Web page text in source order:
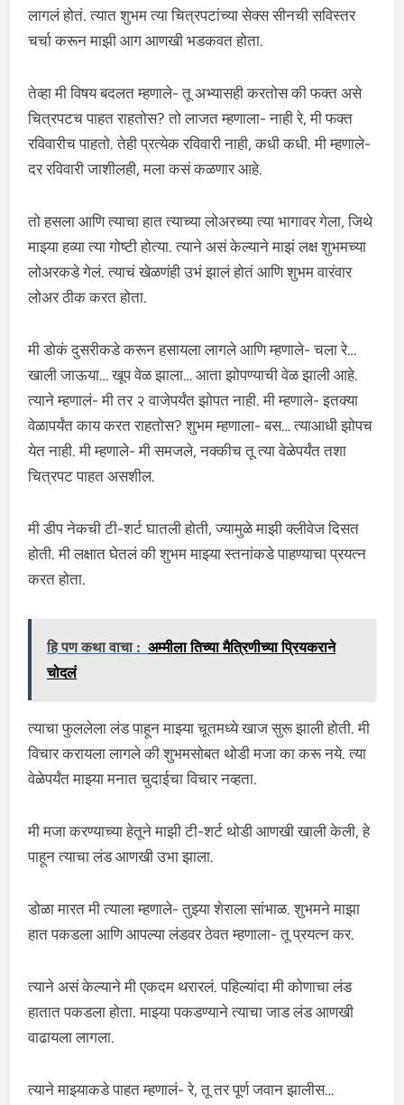
लागलं होतं. त्यात शुभम त्या चित्रपटांच्या सेक्स सीनची सविस्तर
चर्चा करून माझी आग आणखी भडकवत होता.
तेव्हा मी विषय बदलत म्हणाले- तू अभ्यासही करतोस की फक्त असे
चित्रपटच पाहत राहतोस? तो लाजत म्हणाला- नाही रे, मी फक्त
रविवारीच पाहतो. तेही प्रत्येक रविवारी नाही, कधी कधी. मी म्हणाले-
दर रविवारी जाशीलही, मला कसं कळणार आहे.
तो हसला आणि त्याचा हात त्याच्या लोअरच्या त्या भागावर गेला, जिथे
माझ्या हव्या त्या गोष्टी होत्या. त्याने असं केल्याने माझं लक्ष शुभमच्या
लोअरकडे गेलं. त्याचं खेळणंही उभं झालं होतं आणि शुभम वारंवार
लोअर ठीक करत होता.
मी डोकं दुसरीकडे करून हसायला लागले आणि म्हणाले- चला रे…
खाली जाऊया… खूप वेळ झाला… आता झोपण्याची वेळ झाली आहे.
त्याने म्हणालं- मी तर २ वाजेपर्यंत झोपत नाही. मी म्हणाले- इतक्या
वेळापर्यंत काय करत राहतोस? शुभम म्हणाला- बस… त्याआधी झोपच
येत नाही. मी म्हणाले- मी समजले, नक्कीच तू त्या वेळेपर्यंत तशा
चित्रपट पाहत असशील.
मी डीप नेकची टी-शर्ट घातली होती, ज्यामुळे माझी क्लीवेज दिसत
होती. मी लक्षात घेतलं की शुभम माझ्या स्तनांकडे पाहण्याचा प्रयत्न
करत होता.
हि पण कथा वाचा : अम्मीला तिच्या मैत्रिणीच्या प्रियकराने
चोदलं
त्याचा फुललेला लंड पाहून माझ्या चूतमध्ये खाज सुरू झाली होती. मी
विचार करायला लागले की शुभमसोबत थोडी मजा का करू नये. त्या
वेळेपर्यंत माझ्या मनात चुदाईचा विचार नव्हता.
मी मजा करण्याच्या हेतूने माझी टी-शर्ट थोडी आणखी खाली केली, हे
पाहून त्याचा लंड आणखी उभा झाला.
डोळा मारत मी त्याला म्हणाले- तुझ्या शेराला सांभाळ. शुभमने माझा
हात पकडला आणि आपल्या लंडवर ठेवत म्हणाला- तू प्रयत्न कर.
त्याने असं केल्याने मी एकदम थरारलं. पहिल्यांदा मी कोणाचा लंड
हातात पकडला होता. माझ्या पकडण्याने त्याचा जाड लंड आणखी
वाढायला लागला.
त्याने माझ्याकडे पाहत म्हणालं- रे, तू तर पूर्ण जवान झालीस…